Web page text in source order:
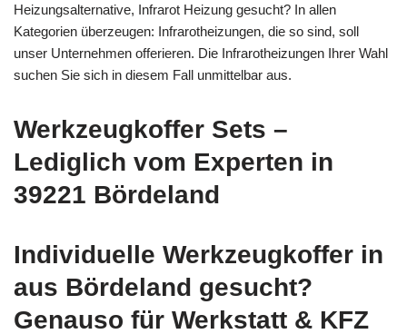
Heizungsalternative, Infrarot Heizung gesucht? In allen
Kategorien überzeugen: Infrarotheizungen, die so sind, soll
unser Unternehmen offerieren. Die Infrarotheizungen Ihrer Wahl
suchen Sie sich in diesem Fall unmittelbar aus.
Werkzeugkoffer Sets –
Lediglich vom Experten in
39221 Bördeland
Individuelle Werkzeugkoffer in
aus Bördeland gesucht?
Genauso für Werkstatt & KFZ